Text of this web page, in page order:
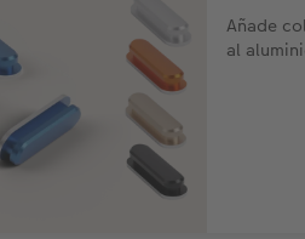
Añade
al